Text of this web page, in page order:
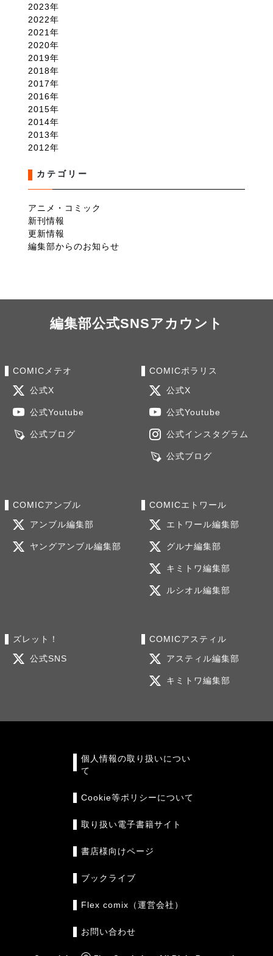
2023
2022
2021
2020
2019
2018
2017
2016
2015
2014
2013
2012
カテゴリー
アニメ・コミック
新刊情報
更新情報
編集部からのお知らせ
編集部公式SNSアカウント
COMICメテオ
公式X
公式Youtube
公式ブログ
COMICポラリス
公式X
公式Youtube
公式インスタグラム
公式ブログ
COMICアンブル
アンブル編集部
ヤングアンブル編集部
COMICエトワール
エトワール編集部
グルナ編集部
キミトワ編集部
ルシオル編集部
ズレット！
公式SNS
COMICアスティル
アスティル編集部
キミトワ編集部
個人情報の取り扱いについ
て
Cookie等ポリシーについて
取り扱い電子書籍サイト
書店様向けページ
ブックライブ
Flex comix（運営会社）
お問い合わせ